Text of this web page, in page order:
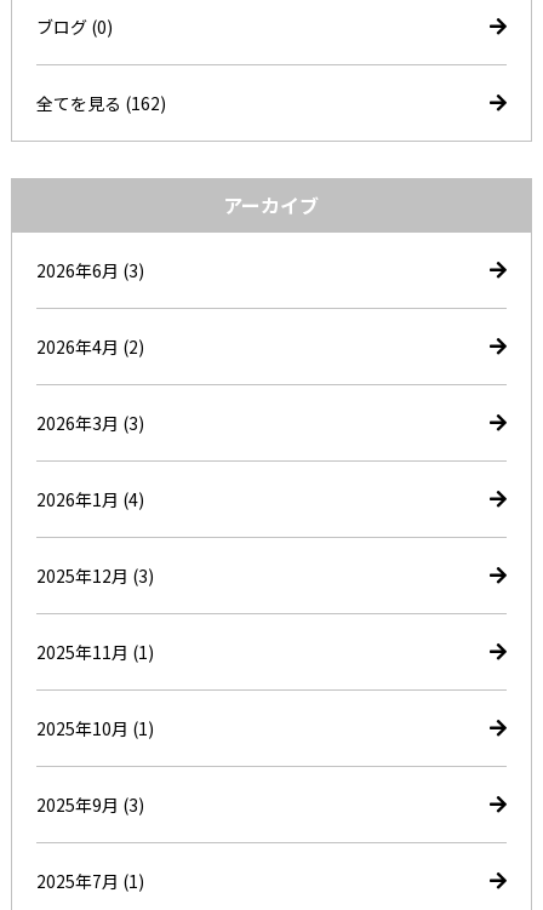
ブログ (0)
全てを見る (162)
アーカイブ
2026年6月 (3)
2026年4月 (2)
2026年3月 (3)
2026年1月 (4)
2025年12月 (3)
2025年11月 (1)
2025年10月 (1)
2025年9月 (3)
2025年7月 (1)